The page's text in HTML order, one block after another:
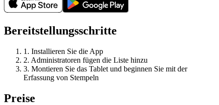
Bereitstellungsschritte
1. Installieren Sie die App
2. Administratoren fügen die Liste hinzu
3. Montieren Sie das Tablet und beginnen Sie mit der
Erfassung von Stempeln
Preise